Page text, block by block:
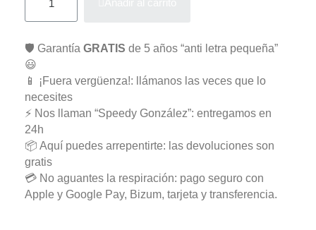
🛡️ Garantía GRATIS de 5 años “anti letra pequeña”
😃
📱 ¡Fuera vergüenza!: llámanos las veces que lo
necesites
⚡ Nos llaman “Speedy González”: entregamos en
24h
📦 Aquí puedes arrepentirte: las devoluciones son
gratis
💳 No aguantes la respiración: pago seguro con
Apple y Google Pay, Bizum, tarjeta y transferencia.